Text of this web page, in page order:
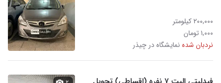
۲۰۰,۰۰۰ کیلومتر
۱,۰۰۰ تومان
نردبان شده نمایشگاه در چیذر